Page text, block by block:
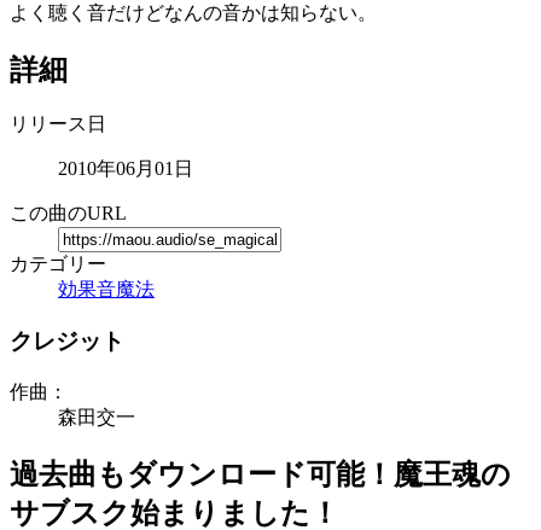
よく聴く音だけどなんの音かは知らない。
詳細
リリース日
2010年06月01日
この曲のURL
カテゴリー
効果音魔法
クレジット
作曲：
森田交一
過去曲もダウンロード可能！魔王魂の
サブスク始まりました！